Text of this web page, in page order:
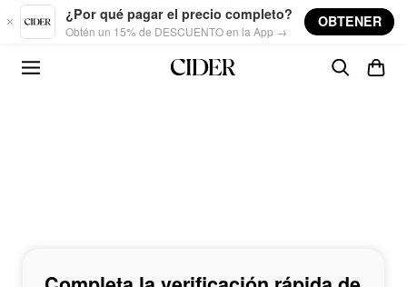
Skip to main content
¿Por qué pagar el precio completo?
Obtén un 15% de DESCUENTO en la App →
OBTENER